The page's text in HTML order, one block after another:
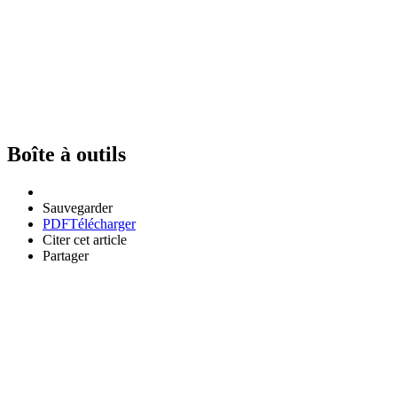
Boîte à outils
Sauvegarder
PDFTélécharger
Citer cet article
Partager